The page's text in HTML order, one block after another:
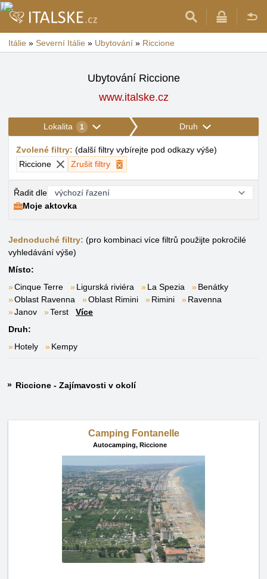
Itálie » Severní Itálie » Ubytování » Riccione
Ubytování Riccione
www.italske.cz
Lokalita 1 Druh
Zvolené filtry: (další filtry vybírejte pod odkazy výše)
Riccione
Zrušit filtry
Řadit dle
Moje aktovka
Jednoduché filtry: (pro kombinaci více filtrů použijte pokročilé
vyhledávání výše)
Místo:
Cinque Terre
Ligurská riviéra La Spezia
Benátky
Oblast Ravenna
Oblast Rimini Rimini
Ravenna
Janov
Terst
Více
Druh:
Hotely
Kempy
Riccione - Zajímavosti v okolí
Camping Fontanelle
Autocamping, Riccione